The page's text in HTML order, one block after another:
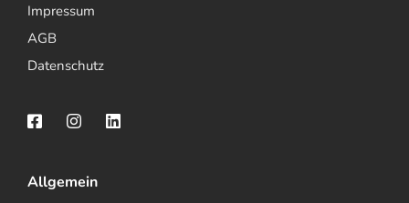
Impressum
AGB
Datenschutz
Allgemein